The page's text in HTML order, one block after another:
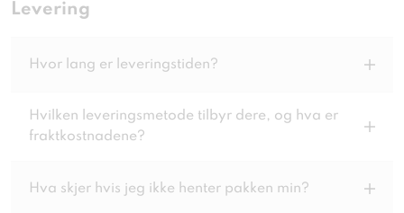
Levering
Hvor lang er leveringstiden?
Hvilken leveringsmetode tilbyr dere, og hva er
fraktkostnadene?
Hva skjer hvis jeg ikke henter pakken min?